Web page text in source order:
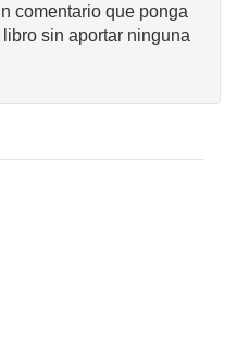
comentario que ponga
sin aportar ninguna